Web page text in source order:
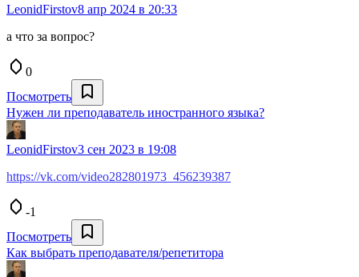
LeonidFirstov8 апр 2024 в 20:33
а что за вопрос?
0
Посмотреть
Нужен ли преподаватель иностранного языка?
LeonidFirstov3 сен 2023 в 19:08
https://vk.com/video282801973_456239387
-1
Посмотреть
Как выбрать преподавателя/репетитора